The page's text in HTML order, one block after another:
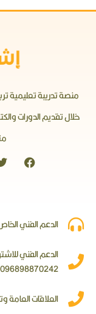
منصة تدريبة تعليمية
خلال تقديم الدورات
الدعم الفني الخاص
الدعم الفني
العلاقات العامة وتنظيم